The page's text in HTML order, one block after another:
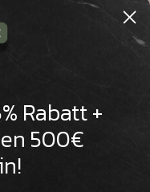
Rabatt +
500€